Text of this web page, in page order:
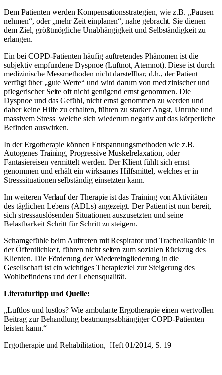
Dem Patienten werden Kompensationsstrategien, wie z.B. „Pausen
nehmen“, oder „mehr Zeit einplanen“, nahe gebracht. Sie dienen
dem Ziel, größtmögliche Unabhängigkeit und Selbständigkeit zu
erlangen.
Ein bei COPD-Patienten häufig auftretendes Phänomen ist die
subjektiv empfundene Dyspnoe (Luftnot, Atemnot). Diese ist durch
medizinische Messmethoden nicht darstellbar, d.h., der Patient
verfügt über „gute Werte“ und wird darum von medizinischer und
pflegerischer Seite oft nicht genügend ernst genommen. Die
Dyspnoe und das Gefühl, nicht ernst genommen zu werden und
daher keine Hilfe zu erhalten, führen zu starker Angst, Unruhe und
massivem Stress, welche sich wiederum negativ auf das körperliche
Befinden auswirken.
In der Ergotherapie können Entspannungsmethoden wie z.B.
Autogenes Training, Progressive Muskelrelaxation, oder
Fantasiereisen vermittelt werden. Der Klient fühlt sich ernst
genommen und erhält ein wirksames Hilfsmittel, welches er in
Stresssituationen selbständig einsetzten kann.
Im weiteren Verlauf der Therapie ist das Training von Aktivitäten
des täglichen Lebens (ADLs) angezeigt. Der Patient ist nun bereit,
sich stressauslösenden Situationen auszusetzten und seine
Belastbarkeit Schritt für Schritt zu steigern.
Schamgefühle beim Auftreten mit Respirator und Trachealkanüle in
der Öffentlichkeit, führen nicht selten zum sozialen Rückzug des
Klienten. Die Förderung der Wiedereingliederung in die
Gesellschaft ist ein wichtiges Therapieziel zur Steigerung des
Wohlbefindens und der Lebensqualität.
Literaturtipp und Quelle:
„Luftlos und lustlos? Wie ambulante Ergotherapie einen wertvollen
Beitrag zur Behandlung beatmungsabhängiger COPD-Patienten
leisten kann.“
Ergotherapie und Rehabilitation, Heft 01/2014, S. 19